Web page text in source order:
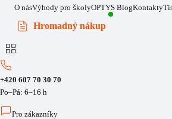
O násVýhody pro školyOPTYS BlogKontakty
Hromadný nákup
+420 607 70 30 70
Po–Pá: 6–16 h
Pro zákazníky